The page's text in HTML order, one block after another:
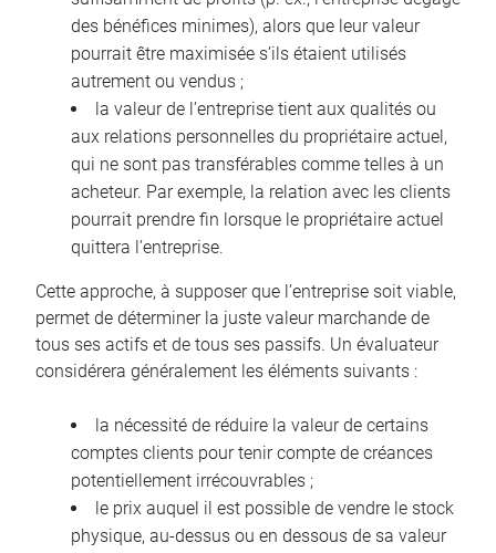
des bénéfices minimes), alors que leur valeur
pourrait être maximisée s’ils étaient utilisés
autrement ou vendus ;
la valeur de l’entreprise tient aux qualités ou
aux relations personnelles du propriétaire actuel,
qui ne sont pas transférables comme telles à un
acheteur. Par exemple, la relation avec les clients
pourrait prendre fin lorsque le propriétaire actuel
quittera l’entreprise.
Cette approche, à supposer que l’entreprise soit viable,
permet de déterminer la juste valeur marchande de
tous ses actifs et de tous ses passifs. Un évaluateur
considérera généralement les éléments suivants :
la nécessité de réduire la valeur de certains
comptes clients pour tenir compte de créances
potentiellement irrécouvrables ;
le prix auquel il est possible de vendre le stock
physique, au-dessus ou en dessous de sa valeur